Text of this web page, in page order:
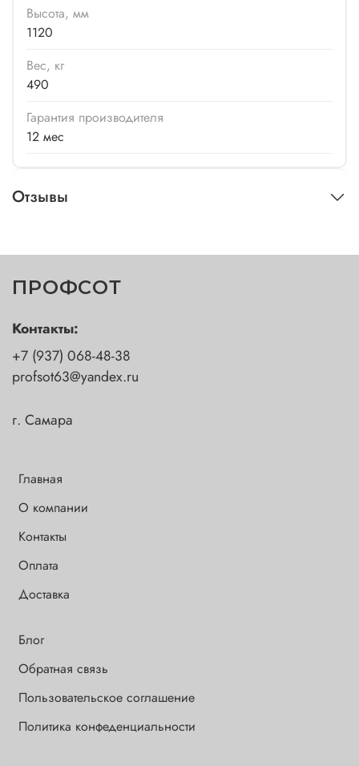
Высота, мм
1120
Вес, кг
490
Гарантия производителя
12 мес
Отзывы
ПРОФСОТ
Главная
О компании
Контакты
Оплата
Доставка
Блог
Обратная связь
Пользовательское соглашение
Политика конфеденциальности
Контакты:
+7 (937) 068-48-38
profsot63@yandex.ru
г. Самара